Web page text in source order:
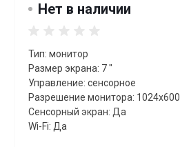
Нет в наличии
Тип: монитор
Размер экрана: 7 "
Управление: сенсорное
Разрешение монитора: 1024х600
Сенсорный экран: Да
Wi-Fi: Да